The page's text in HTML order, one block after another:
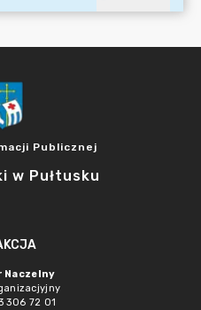
Publicznej
w Pułtusku
Naczelny
306 72 01